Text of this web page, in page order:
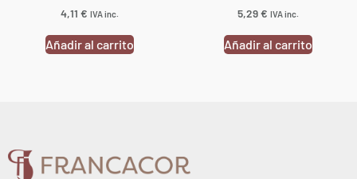
4,11 € IVA inc.
Añadir al carrito
5,29€ IVA inc.
Añadir al carrito